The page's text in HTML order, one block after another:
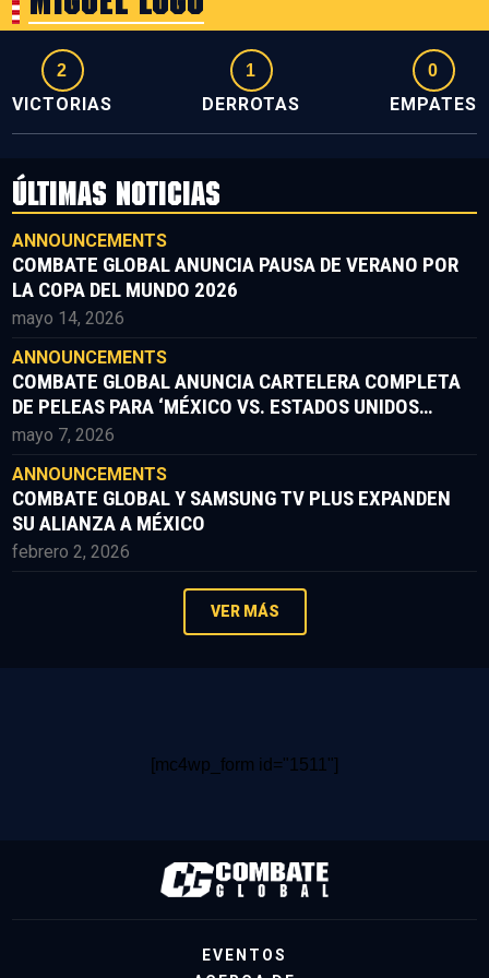
2
VICTORIAS
1
DERROTAS
0
EMPATES
ÚLTIMAS NOTICIAS
ANNOUNCEMENTS
COMBATE GLOBAL ANUNCIA PAUSA DE VERANO POR
LA COPA DEL MUNDO 2026
mayo 14, 2026
ANNOUNCEMENTS
COMBATE GLOBAL ANUNCIA CARTELERA COMPLETA
DE PELEAS PARA ‘MÉXICO VS. ESTADOS UNIDOS
PARTE II’
mayo 7, 2026
ANNOUNCEMENTS
COMBATE GLOBAL Y SAMSUNG TV PLUS EXPANDEN
SU ALIANZA A MÉXICO
febrero 2, 2026
VER MÁS
[mc4wp_form id="1511"]
EVENTOS